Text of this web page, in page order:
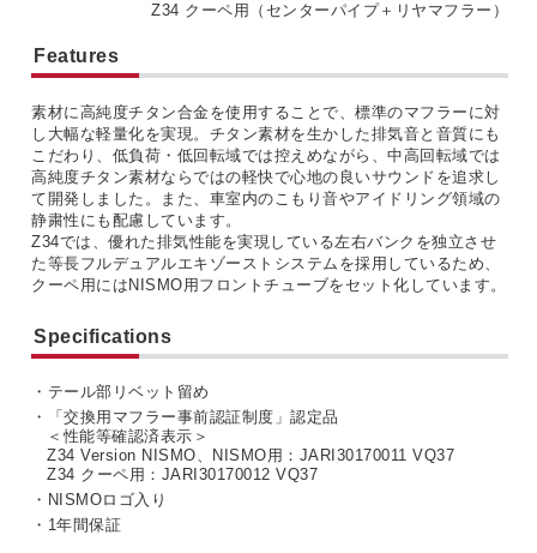
Z34 クーペ用（センターパイプ＋リヤマフラー）
Features
素材に高純度チタン合金を使用することで、標準のマフラーに対
し大幅な軽量化を実現。チタン素材を生かした排気音と音質にも
こだわり、低負荷・低回転域では控えめながら、中高回転域では
高純度チタン素材ならではの軽快で心地の良いサウンドを追求し
て開発しました。また、車室内のこもり音やアイドリング領域の
静粛性にも配慮しています。
Z34では、優れた排気性能を実現している左右バンクを独立させ
た等長フルデュアルエキゾーストシステムを採用しているため、
クーペ用にはNISMO用フロントチューブをセット化しています。
Specifications
・テール部リベット留め
・「交換用マフラー事前認証制度」認定品
＜性能等確認済表示＞
Z34 Version NISMO、NISMO用：JARI30170011 VQ37
Z34 クーペ用：JARI30170012 VQ37
・NISMOロゴ入り
・1年間保証